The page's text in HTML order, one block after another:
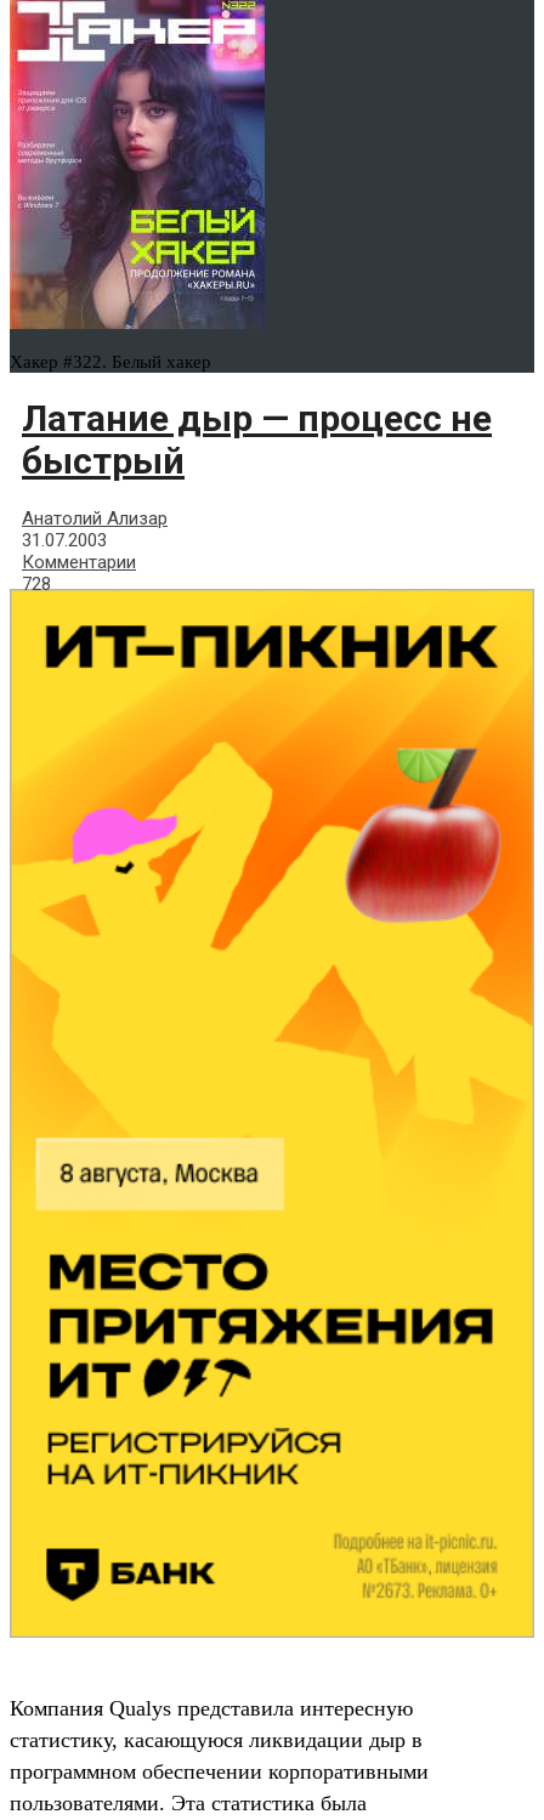
Хакер #322. Белый хакер
Латание дыр — процесс не
быстрый
Анатолий Ализар
31.07.2003
Комментарии
728
Компания Qualys представила интересную
статистику, касающуюся ликвидации дыр в
программном обеспечении корпоративными
пользователями. Эта статистика была